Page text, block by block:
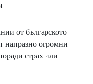
от българското
напразно огромни
страх или